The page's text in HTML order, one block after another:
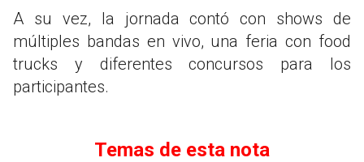
A su vez, la jornada contó con shows de
múltiples bandas en vivo, una feria con food
trucks y diferentes concursos para los
participantes.
Temas de esta nota